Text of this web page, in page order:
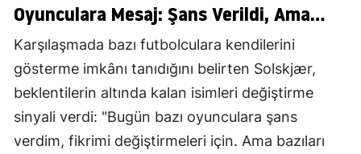
Oyunculara Mesaj: Şans Verildi, Ama...
Karşılaşmada bazı futbolculara kendilerini
gösterme imkânı tanıdığını belirten Solskjær,
beklentilerin altında kalan isimleri değiştirme
sinyali verdi: "Bugün bazı oyunculara şans
verdim, fikrimi değiştirmeleri için. Ama bazıları